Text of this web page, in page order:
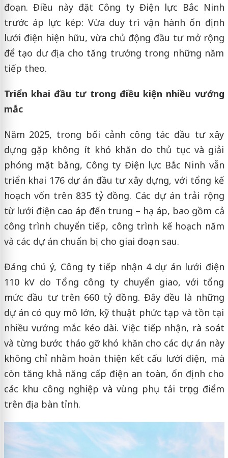
đoạn. Điều này đặt Công ty Điện lực Bắc Ninh
trước áp lực kép: Vừa duy trì vận hành ổn định
lưới điện hiện hữu, vừa chủ động đầu tư mở rộng
để tạo dư địa cho tăng trưởng trong những năm
tiếp theo.
Triển khai đầu tư trong điều kiện nhiều vướng
mắc
Năm 2025, trong bối cảnh công tác đầu tư xây
dựng gặp không ít khó khăn do thủ tục và giải
phóng mặt bằng, Công ty Điện lực Bắc Ninh vẫn
triển khai 176 dự án đầu tư xây dựng, với tổng kế
hoạch vốn trên 835 tỷ đồng. Các dự án trải rộng
từ lưới điện cao áp đến trung – hạ áp, bao gồm cả
công trình chuyển tiếp, công trình kế hoạch năm
và các dự án chuẩn bị cho giai đoạn sau.
Đáng chú ý, Công ty tiếp nhận 4 dự án lưới điện
110 kV do Tổng công ty chuyển giao, với tổng
mức đầu tư trên 660 tỷ đồng. Đây đều là những
dự án có quy mô lớn, kỹ thuật phức tạp và tồn tại
nhiều vướng mắc kéo dài. Việc tiếp nhận, rà soát
và từng bước tháo gỡ khó khăn cho các dự án này
không chỉ nhằm hoàn thiện kết cấu lưới điện, mà
còn tăng khả năng cấp điện an toàn, ổn định cho
các khu công nghiệp và vùng phụ tải trọng điểm
trên địa bàn tỉnh.